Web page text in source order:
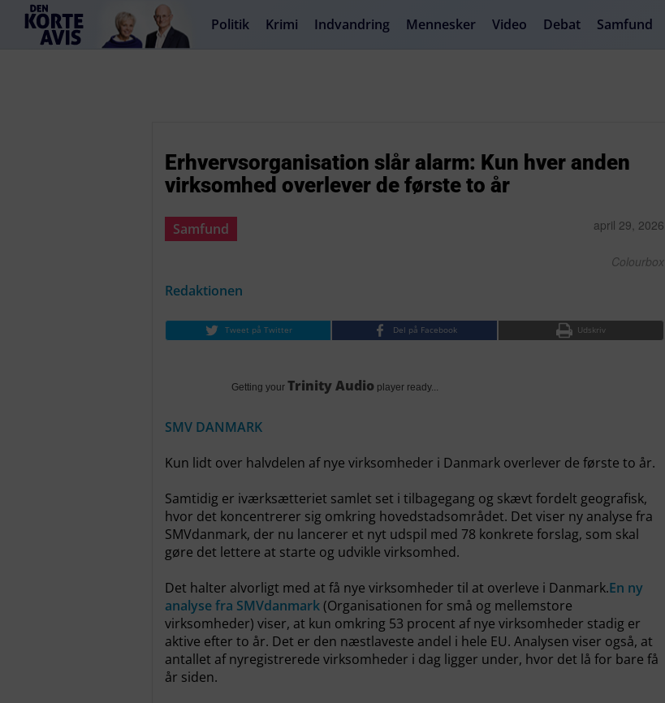
Politik Krimi Indvandring Mennesker Video Debat Samfund
Erhvervsorganisation slår alarm: Kun hver anden
virksomhed overlever de første to år
Samfund april 29, 2026
Colourbox
Redaktionen
Tweet på Twitter Del på Facebook Udskriv
Getting your Trinity Audio player ready...
SMV DANMARK
Kun lidt over halvdelen af nye virksomheder i Danmark overlever de første to år.
Samtidig er iværksætteriet samlet set i tilbagegang og skævt fordelt geografisk,
hvor det koncentrerer sig omkring hovedstadsområdet. Det viser ny analyse fra
SMVdanmark, der nu lancerer et nyt udspil med 78 konkrete forslag, som skal
gøre det lettere at starte og udvikle virksomhed.
Det halter alvorligt med at få nye virksomheder til at overleve i Danmark.En ny
analyse fra SMVdanmark(Organisationen for små og mellemstore
virksomheder) viser, at kun omkring 53 procent af nye virksomheder stadig er
aktive efter to år. Det er den næstlaveste andel i hele EU. Analysen viser også, at
antallet af nyregistrerede virksomheder i dag ligger under, hvor det lå for bare få
år siden.